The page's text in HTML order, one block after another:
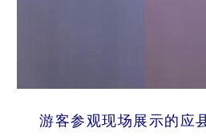
游客参观现场展示的应